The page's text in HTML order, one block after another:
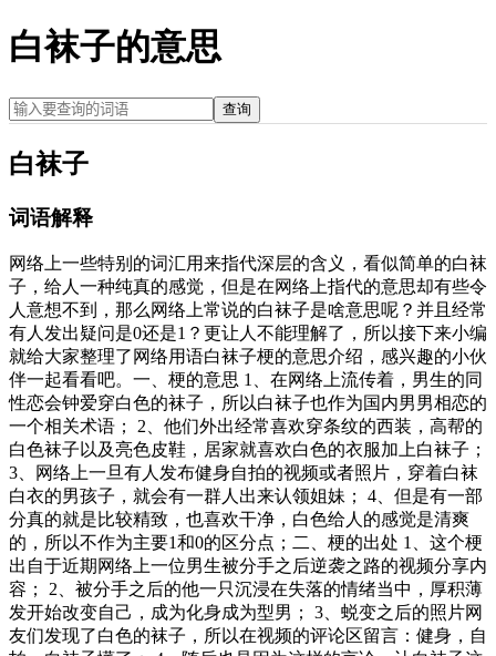
白袜子的意思
查询
白袜子
词语解释
网络上一些特别的词汇用来指代深层的含义，看似简单的白袜
子，给人一种纯真的感觉，但是在网络上指代的意思却有些令
人意想不到，那么网络上常说的白袜子是啥意思呢？并且经常
有人发出疑问是0还是1？更让人不能理解了，所以接下来小编
就给大家整理了网络用语白袜子梗的意思介绍，感兴趣的小伙
伴一起看看吧。一、梗的意思 1、在网络上流传着，男生的同
性恋会钟爱穿白色的袜子，所以白袜子也作为国内男男相恋的
一个相关术语； 2、他们外出经常喜欢穿条纹的西装，高帮的
白色袜子以及亮色皮鞋，居家就喜欢白色的衣服加上白袜子；
3、网络上一旦有人发布健身自拍的视频或者照片，穿着白袜
白衣的男孩子，就会有一群人出来认领姐妹； 4、但是有一部
分真的就是比较精致，也喜欢干净，白色给人的感觉是清爽
的，所以不作为主要1和0的区分点；二、梗的出处 1、这个梗
出自于近期网络上一位男生被分手之后逆袭之路的视频分享内
容； 2、被分手之后的他一只沉浸在失落的情绪当中，厚积薄
发开始改变自己，成为化身成为型男； 3、蜕变之后的照片网
友们发现了白色的袜子，所以在视频的评论区留言：健身，自